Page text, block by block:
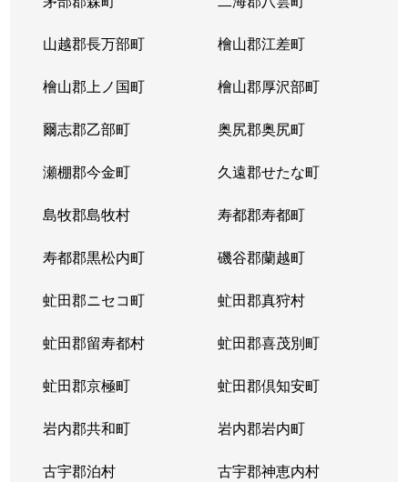
大谷地東
大谷地
大谷地東
大谷地
山越郡長万部町 檜山郡江差町
檜山郡上ノ国町 檜山郡厚沢部町
爾志郡乙部町 奥尻郡奥尻町
瀬棚郡今金町 久遠郡せたな町
島牧郡島牧村 寿都郡寿都町
寿都郡黒松内町 磯谷郡蘭越町
虻田郡ニセコ町 虻田郡真狩村
虻田郡留寿都村 虻田郡喜茂別町
虻田郡京極町 虻田郡倶知安町
岩内郡共和町 岩内郡岩内町
古宇郡泊村 古宇郡神恵内村